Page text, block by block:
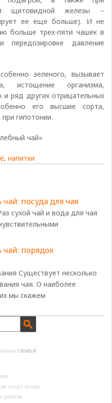
щитовидной железы –
ее еще больше). И не
больше трех-пяти чашек в
давление
зеленого, вызывает
истощение организма,
ряд других отрицательных
его высшие сорта,
гипотонии.
чай»
,напитки
чай: посуда для чая
сухой чай и вода для чая
чай: порядок
Существует несколько
чая. О наиболее
мы скажем
семья
спорт ягоды
работа